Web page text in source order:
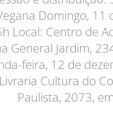
Domingo,
Local: Centro de
General Jardim,
feira, 12 de
Cultura do
Paulista, 2073,